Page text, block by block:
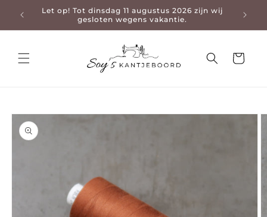
naar de content
Let op! Tot dinsdag 11 augustus 2026 zijn wij
gesloten wegens vakantie.
3-4
productinformatie